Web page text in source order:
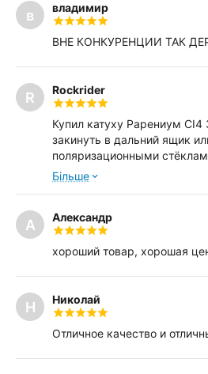
в владимир
ВНЕ КОНКУРЕНЦИИ ТАК
R Rockrider
Купил катуху Рарениум
закинуть в дальний ящик
поляризационными
Теперь я приверженец
консультацией,
Бiльше
А Александр
хороший товар, хорошая
Н Николай
Отличное качество и